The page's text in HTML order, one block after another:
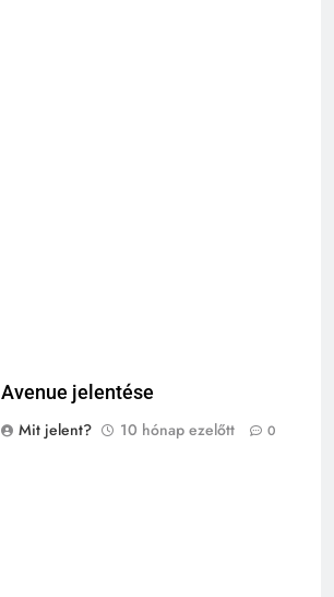
Avenue jelentése
Mit jelent?
10 hónap ezelőtt 0